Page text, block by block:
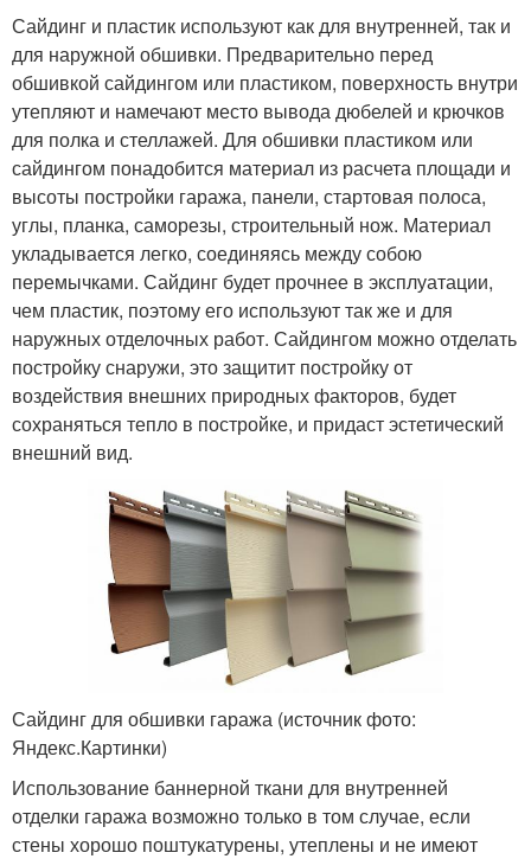
Сайдинг и пластик используют как для внутренней, так и
для наружной обшивки. Предварительно перед
обшивкой сайдингом или пластиком, поверхность внутри
утепляют и намечают место вывода дюбелей и крючков
для полка и стеллажей. Для обшивки пластиком или
сайдингом понадобится материал из расчета площади и
высоты постройки гаража, панели, стартовая полоса,
углы, планка, саморезы, строительный нож. Материал
укладывается легко, соединяясь между собою
перемычками. Сайдинг будет прочнее в эксплуатации,
чем пластик, поэтому его используют так же и для
наружных отделочных работ. Сайдингом можно отделать
постройку снаружи, это защитит постройку от
воздействия внешних природных факторов, будет
сохраняться тепло в постройке, и придаст эстетический
внешний вид.
Сайдинг для обшивки гаража (источник фото:
Яндекс.Картинки)
Использование баннерной ткани для внутренней
отделки гаража возможно только в том случае, если
стены хорошо поштукатурены, утеплены и не имеют